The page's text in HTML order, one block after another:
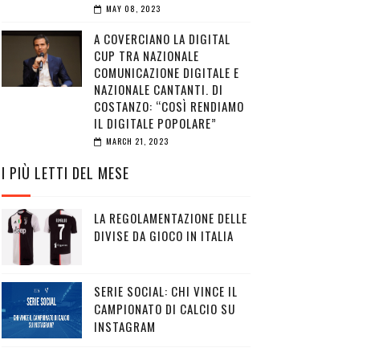
MAY 08, 2023
A COVERCIANO LA DIGITAL
CUP TRA NAZIONALE
COMUNICAZIONE DIGITALE E
NAZIONALE CANTANTI. DI
COSTANZO: “COSÌ RENDIAMO
IL DIGITALE POPOLARE”
MARCH 21, 2023
I PIÙ LETTI DEL MESE
LA REGOLAMENTAZIONE DELLE
DIVISE DA GIOCO IN ITALIA
SERIE SOCIAL: CHI VINCE IL
CAMPIONATO DI CALCIO SU
INSTAGRAM